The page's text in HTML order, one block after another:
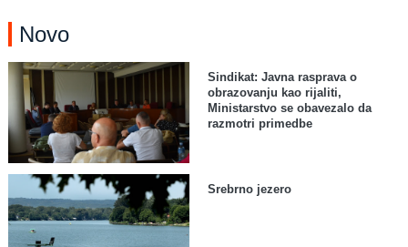
Novo
Sindikat: Javna rasprava o
obrazovanju kao rijaliti,
Ministarstvo se obavezalo da
razmotri primedbe
Srebrno jezero